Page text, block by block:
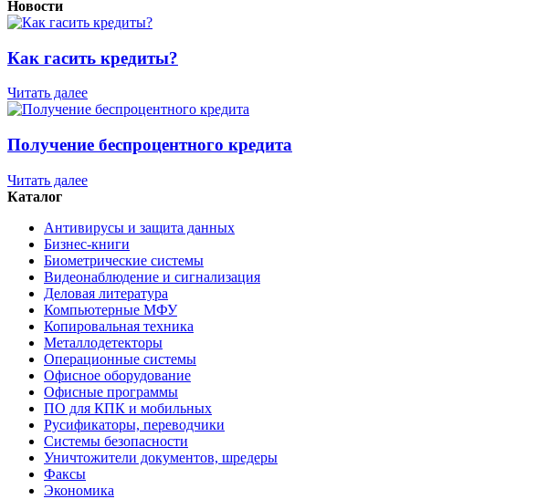
Новости
Как гасить кредиты?
Читать далее
Получение беспроцентного кредита
Читать далее
Каталог
Антивирусы и защита данных
Бизнес-книги
Биометрические системы
Видеонаблюдение и сигнализация
Деловая литература
Компьютерные МФУ
Копировальная техника
Металлодетекторы
Операционные системы
Офисное оборудование
Офисные программы
ПО для КПК и мобильных
Русификаторы, переводчики
Системы безопасности
Уничтожители документов, шредеры
Факсы
Экономика